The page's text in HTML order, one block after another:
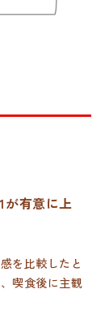
が有意に上
を比較したと
喫食後に主観